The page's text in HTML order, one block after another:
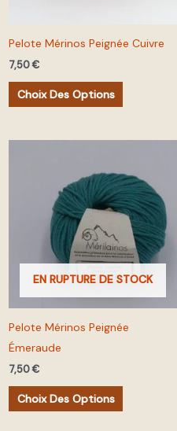
Pelote Mérinos Peignée Cuivre
7,50€
Choix Des Options
choisies
page
EN RUPTURE DE STOCK
Pelote Mérinos Peignée
Émeraude
7,50€
Choix Des Options
produit
a
plusieurs
variations.
Les
options
être
choisies
du